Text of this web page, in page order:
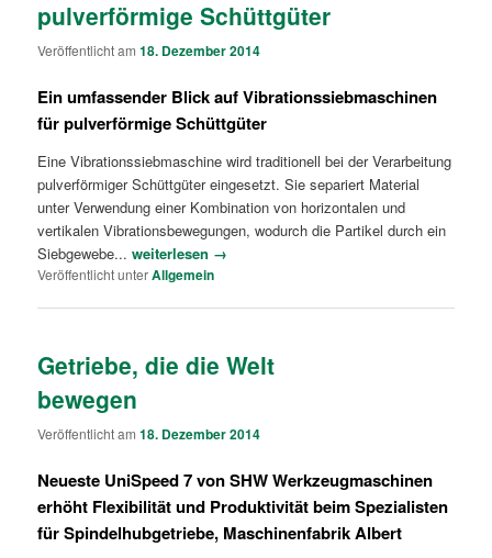
pulverförmige Schüttgüter
Veröffentlicht am18. Dezember 2014
Ein umfassender Blick auf Vibrationssiebmaschinen
für pulverförmige Schüttgüter
Eine Vibrationssiebmaschine wird traditionell bei der Verarbeitung
pulverförmiger Schüttgüter eingesetzt. Sie separiert Material
unter Verwendung einer Kombination von horizontalen und
vertikalen Vibrationsbewegungen, wodurch die Partikel durch ein
Siebgewebe...weiterlesen →
Veröffentlicht unterAllgemein
Getriebe, die die Welt
bewegen
Veröffentlicht am18. Dezember 2014
Neueste UniSpeed 7 von SHW Werkzeugmaschinen
erhöht Flexibilität und Produktivität beim Spezialisten
für Spindelhubgetriebe, Maschinenfabrik Albert